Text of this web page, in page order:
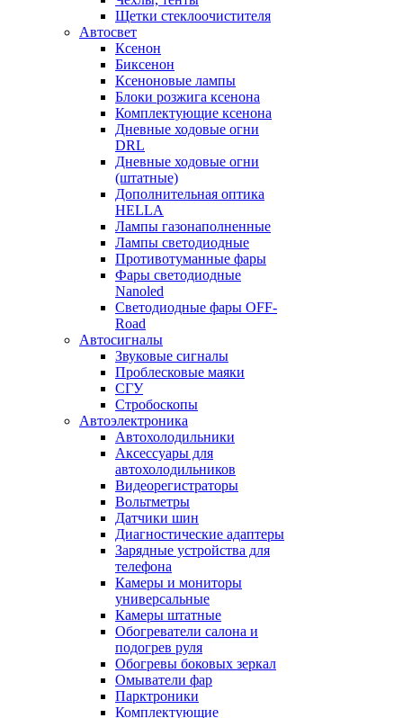
Щетки стеклоочистителя
Автосвет
Ксенон
Биксенон
Ксеноновые лампы
Блоки розжига ксенона
Комплектующие ксенона
Дневные ходовые огни
DRL
Дневные ходовые огни
(штатные)
Дополнительная оптика
HELLA
Лампы газонаполненные
Лампы светодиодные
Противотуманные фары
Фары светодиодные
Nanoled
Светодиодные фары OFF-
Road
Автосигналы
Звуковые сигналы
Проблесковые маяки
СГУ
Стробоскопы
Автоэлектроника
Автохолодильники
Аксессуары для
автохолодильников
Видеорегистраторы
Вольтметры
Датчики шин
Диагностические адаптеры
Зарядные устройства для
телефона
Камеры и мониторы
универсальные
Камеры штатные
Обогреватели салона и
подогрев руля
Обогревы боковых зеркал
Омыватели фар
Парктроники
Комплектующие